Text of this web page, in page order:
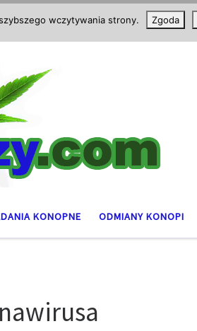
KONOPNE ODMIANY KONOPI
wczytywania strony. Zgoda